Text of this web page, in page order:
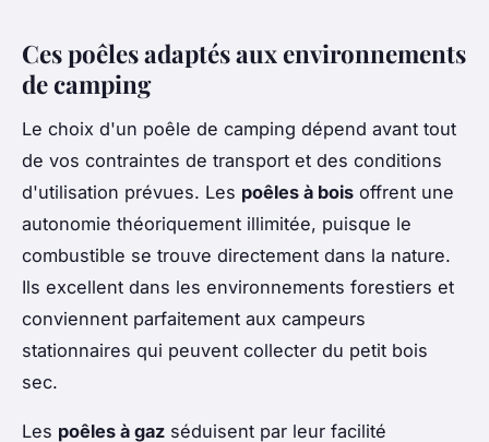
Ces poêles adaptés aux environnements
de camping
Le choix d'un poêle de camping dépend avant tout
de vos contraintes de transport et des conditions
d'utilisation prévues. Les poêles à bois offrent une
autonomie théoriquement illimitée, puisque le
combustible se trouve directement dans la nature.
Ils excellent dans les environnements forestiers et
conviennent parfaitement aux campeurs
stationnaires qui peuvent collecter du petit bois
sec.
Les poêles à gaz séduisent par leur facilité